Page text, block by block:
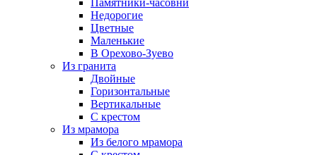
Памятники-часовни
Недорогие
Цветные
Маленькие
В Орехово-Зуево
Из гранита
Двойные
Горизонтальные
Вертикальные
С крестом
Из мрамора
Из белого мрамора